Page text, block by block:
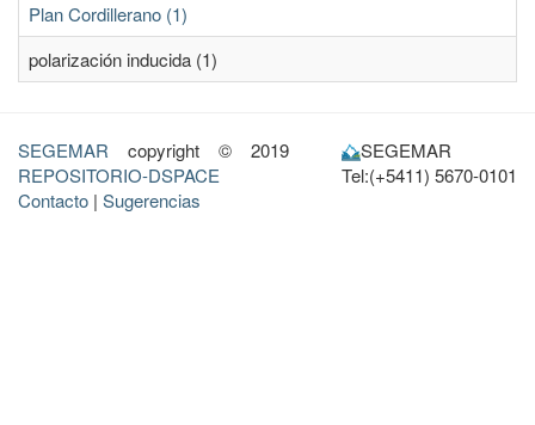
Plan Cordillerano (1)
polarización inducida (1)
SEGEMAR copyright © 2019
REPOSITORIO-DSPACE
Contacto | Sugerencias
SEGEMAR
Tel:(+5411) 5670-0101